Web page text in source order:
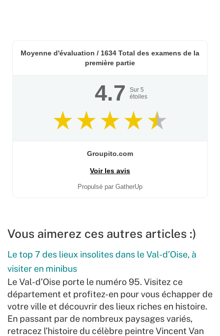
Moyenne d'évaluation / 1634 Total des examens de la
première partie
4.7 Sur 5
étoiles
Groupito.com
Voir les avis
Propulsé par GatherUp
Vous aimerez ces autres articles :)
Le top 7 des lieux insolites dans le Val-d’Oise, à
visiter en minibus
Le Val-d’Oise porte le numéro 95. Visitez ce
département et profitez-en pour vous échapper de
votre ville et découvrir des lieux riches en histoire.
En passant par de nombreux paysages variés,
retracez l’histoire du célèbre peintre Vincent Van